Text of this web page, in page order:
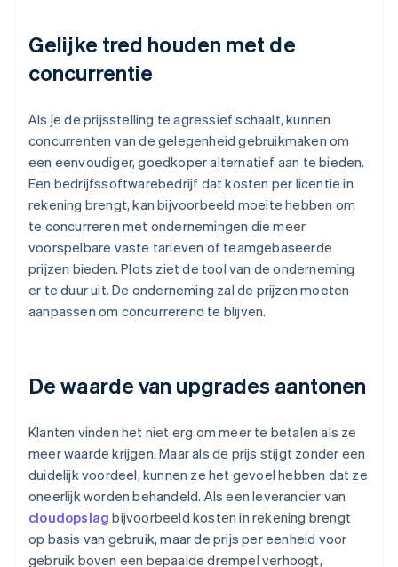
Gelijke tred houden met de
concurrentie
Als je de prijsstelling te agressief schaalt, kunnen
concurrenten van de gelegenheid gebruikmaken om
een eenvoudiger, goedkoper alternatief aan te bieden.
Een bedrijfssoftwarebedrijf dat kosten per licentie in
rekening brengt, kan bijvoorbeeld moeite hebben om
te concurreren met ondernemingen die meer
voorspelbare vaste tarieven of teamgebaseerde
prijzen bieden. Plots ziet de tool van de onderneming
er te duur uit. De onderneming zal de prijzen moeten
aanpassen om concurrerend te blijven.
De waarde van upgrades aantonen
Klanten vinden het niet erg om meer te betalen als ze
meer waarde krijgen. Maar als de prijs stijgt zonder een
duidelijk voordeel, kunnen ze het gevoel hebben dat ze
oneerlijk worden behandeld. Als een leverancier van
cloudopslag bijvoorbeeld kosten in rekening brengt
op basis van gebruik, maar de prijs per eenheid voor
gebruik boven een bepaalde drempel verhoogt,